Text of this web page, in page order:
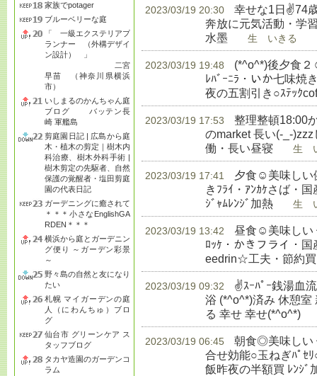
家族でpotager
ブルーベリーな庭
「 一級エクステリアプ
ランナー （外構デザイ
ン設計） 」
二宮
早苗 （神奈川県横浜
市）
いしまるのかんちゃん庭
ブログ バッテン長
崎 軍艦島
剪庭園日記 | 広島から庭
木・植木の剪定｜樹木内
科治療、樹木外科手術 |
樹木剪定の先駆者、自然
保護の覚醒者・塩田剪庭
園の代表日記
ガーデニングに癒されて
＊＊＊小さなEnglishGA
RDEN＊＊＊
横浜から庭とガーデニン
グ便り ～ガーデン彩景
～
野々島の自然と友になり
たい
札幌 マイガーデンの庭
人（にわんちゅ）ブロ
グ
仙台市 グリーンケア ス
タッフブログ
タカヤ造園のガーデンコ
ラム
2023/03/19 20:30
幸せな1日✌74
奔放に元気活動・学
水墨 生 いきる
2023/03/19 19:48
(*^o^*)後夕食
ﾚﾊﾞｰﾆﾗ・いか七味焼
夜の五割引き○ｽﾃｯｸ
2023/03/19 17:53
整理整頓18:00
のmarket 長い(-_-
働・長い昼寝 生 い
2023/03/19 17:41
夕食☺美味しい
きﾌﾗｲ・ｱﾝｶｹさば・
ｼﾞｬﾑﾚﾝｼﾞ加熱 生 い
2023/03/19 13:42
昼食☺美味しい
ﾛｯｹ・かきフライ・国
eedrin☆工夫・節約買
2023/03/19 09:32
✌ｽｰﾊﾟｰ銭湯血
浴 (*^o^*)済み 休憩室
る 幸せ 幸せ(*^o^*)
2023/03/19 06:45
朝食◎美味しい
合せ効能○玉ねぎﾊﾟｾ
飯昨夜の半額買 ﾚﾝｼﾞ